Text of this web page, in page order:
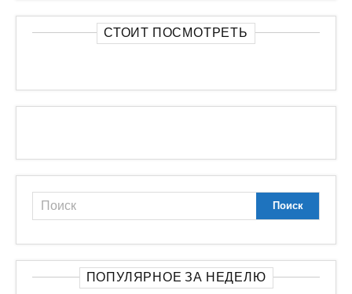
СТОИТ ПОСМОТРЕТЬ
ПОПУЛЯРНОЕ ЗА НЕДЕЛЮ